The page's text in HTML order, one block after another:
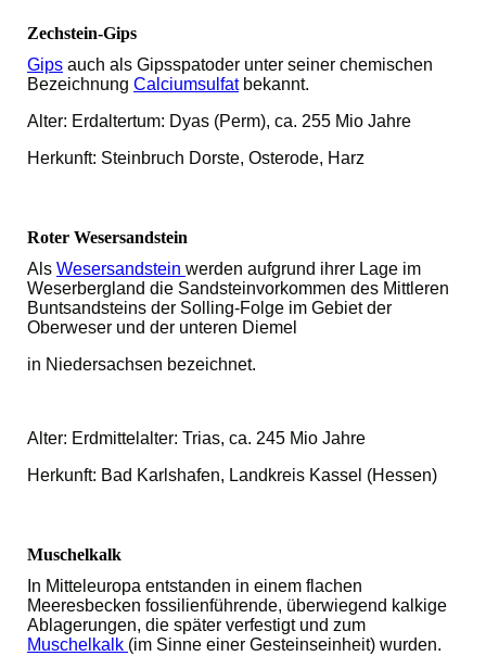
Zechstein-Gips
Gips auch als Gipsspatoder unter seiner chemischen
Bezeichnung Calciumsulfatbekannt.
Alter: Erdaltertum: Dyas (Perm), ca. 255 Mio Jahre
Herkunft: Steinbruch Dorste, Osterode, Harz
Roter Wesersandstein
Als Wesersandstein werden aufgrund ihrer Lage im
Weserbergland die Sandsteinvorkommen des Mittleren
Buntsandsteins der Solling-Folge im Gebiet der
Oberweser und der unteren Diemel
in Niedersachsen bezeichnet.
Alter: Erdmittelalter: Trias, ca. 245 Mio Jahre
Herkunft: Bad Karlshafen, Landkreis Kassel (Hessen)
Muschelkalk
In Mitteleuropa entstanden in einem flachen
Meeresbecken fossilienführende, überwiegend kalkige
Ablagerungen, die später verfestigt und zum
Muschelkalk (im Sinne einer Gesteinseinheit) wurden.